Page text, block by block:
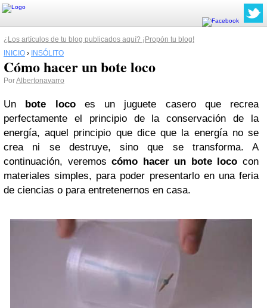
¿Los artículos de tu blog publicados aquí? ¡Propón tu blog!
INICIO › INSÓLITO
Cómo hacer un bote loco
PorAlbertonavarro
Un bote locoes un juguete casero que recrea
perfectamente el principio de la conservación de la
energía, aquel principio que dice que la energía no se
crea ni se destruye, sino que se transforma. A
continuación, veremoscómo hacer un bote loco con
materiales simples, para poder presentarlo en una feria
de ciencias o para entretenernos en casa.